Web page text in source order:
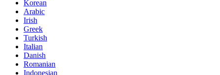
Korean
Arabic
Irish
Greek
Turkish
Italian
Danish
Romanian
Indonesian